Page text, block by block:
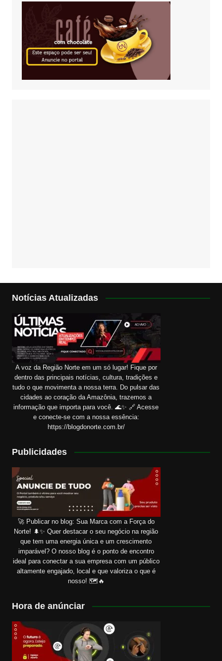
Notícias Atualizadas
A voz da Região Norte em um só lugar! Fique por
dentro das principais notícias, cultura, tradições e
tudo o que movimenta a nossa terra. Do pulsar das
cidades ao coração da Amazônia, trazemos a
informação que importa para você. 🌊✨ 🔗 Acesse
e conecte-se com a nossa essência:
https://blogdonorte.com.br/
Publicidades
🚀 Publicar no blog: Sua Marca com a Força do
Norte! 🌲✨ Quer destacar o seu negócio na região
que tem uma energia única e um crescimento
imparável? O nosso blog é o ponto de encontro
ideal para conectar a sua empresa com um público
altamente engajado, local e que valoriza o que é
nosso! 🗺️🔥
Hora de anúnciar